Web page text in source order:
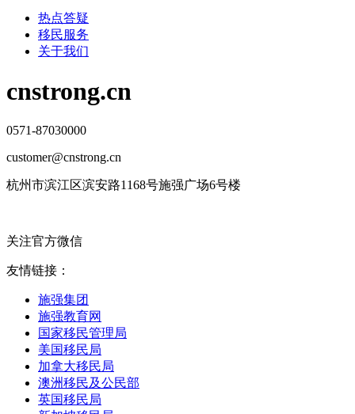
热点答疑
移民服务
关于我们
cnstrong.cn
0571-87030000
customer@cnstrong.cn
杭州市滨江区滨安路1168号施强广场6号楼
关注官方微信
友情链接：
施强集团
施强教育网
国家移民管理局
美国移民局
加拿大移民局
澳洲移民及公民部
英国移民局